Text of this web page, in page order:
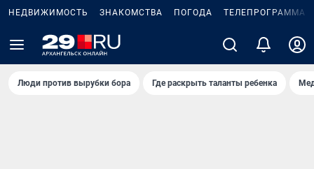
НЕДВИЖИМОСТЬ ЗНАКОМСТВА ПОГОДА ТЕЛЕПРОГРАММА
Люди против вырубки бора Где раскрыть таланты ребенка